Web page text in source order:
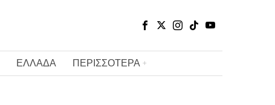
ΕΛΛΑΔΑ ΠΕΡΙΣΣΟΤΕΡΑ